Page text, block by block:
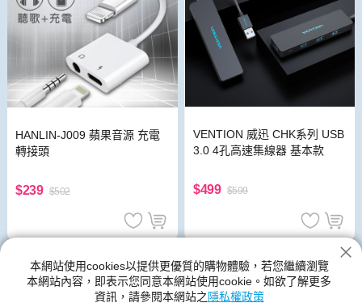
HANLIN-J009 蘋果音源 充電
轉接頭
$239 $502
VENTION 威迅 CHK系列 USB
3.0 4孔高速集線器 基本款
$499 $599
USB周邊
神腦生活的USB周邊館別提供各種類型、尺寸規格、功能、顏色的
本網站使用cookies以提供更優質的購物體驗，若您繼續瀏覽
本網站內容，即表示您同意本網站使用cookie。如欲了解更多
資訊，請參閱本網站之 隱私權政策